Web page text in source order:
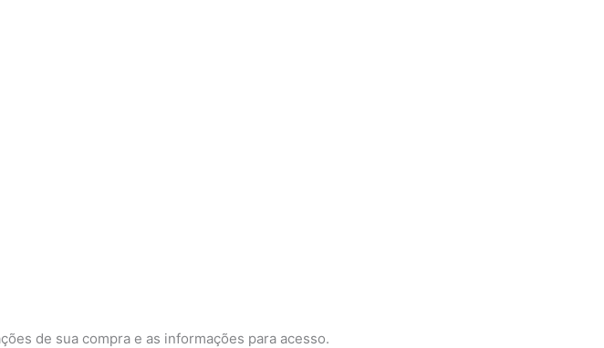
de sua compra e as informações para acesso.